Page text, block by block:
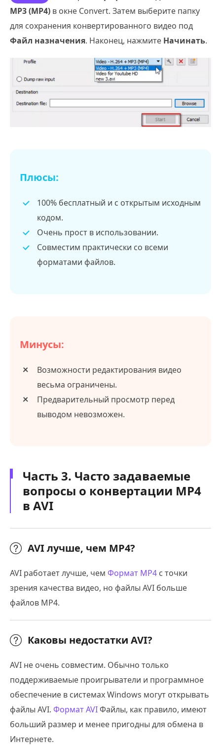
MP3 (MP4) в окне Convert. Затем выберите папку
для сохранения конвертированного видео под
Файл назначения. Наконец, нажмите Начинать.
Плюсы:
100% бесплатный и с открытым исходным
кодом.
Очень прост в использовании.
Совместим практически со всеми
форматами файлов.
Минусы:
Возможности редактирования видео
весьма ограничены.
Предварительный просмотр перед
выводом невозможен.
Часть 3. Часто задаваемые
вопросы о конвертации MP4
в AVI
AVI лучше, чем MP4?
AVI работает лучше, чем Формат MP4 с точки
зрения качества видео, но файлы AVI больше
файлов MP4.
Каковы недостатки AVI?
AVI не очень совместим. Обычно только
поддерживаемые проигрыватели и программное
обеспечение в системах Windows могут открывать
файлы AVI. Формат AVIФайлы, как правило, имеют
больший размер и менее пригодны для обмена в
Интернете.